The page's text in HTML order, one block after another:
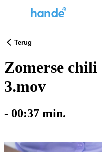
Terug
Zomerse chili
3.mov
- 00:37 min.